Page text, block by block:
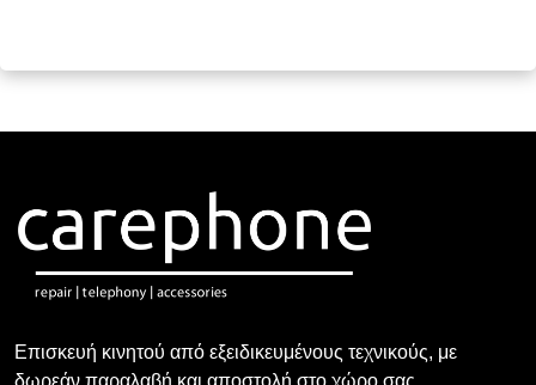
Επισκευή κινητού από εξειδικευμένους τεχνικούς, με